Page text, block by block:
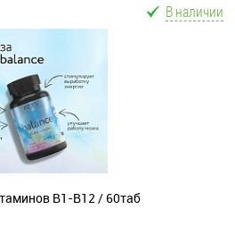
В наличии
B1-B12 / 60таб